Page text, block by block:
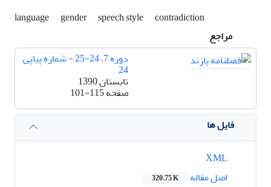
language gender speech style
contradiction
مراجع
دوره 7، 24-25 - شماره پیاپی
24
تابستان 1390
صفحه101-115
فایل ها
اصل مقاله
320.75 K